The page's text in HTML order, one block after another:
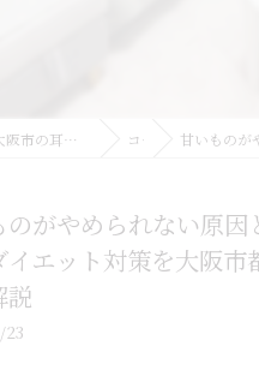
大阪府大阪市の耳つぼなら耳つぼダイエットサロンふーみん コラム 甘いものがやめられない原因と耳
のがやめられない原因
イエット対策を大阪市
説